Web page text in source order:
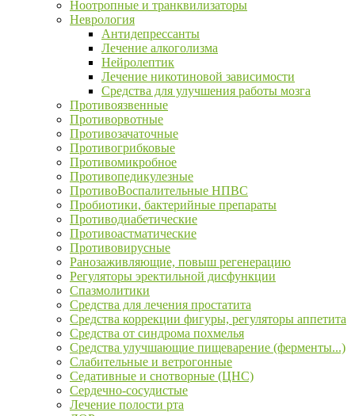
Ноотропные и транквилизаторы
Неврология
Антидепрессанты
Лечение алкоголизма
Нейролептик
Лечение никотиновой зависимости
Средства для улучшения работы мозга
Противоязвенные
Противорвотные
Противозачаточные
Противогрибковые
Противомикробное
Противопедикулезные
ПротивоВоспалительные НПВС
Пробиотики, бактерийные препараты
Противодиабетические
Противоастматические
Противовирусные
Ранозаживляющие, повыш регенерацию
Регуляторы эректильной дисфункции
Спазмолитики
Средства для лечения простатита
Средства коррекции фигуры, регуляторы аппетита
Средства от синдрома похмелья
Средства улучшающие пищеварение (ферменты...)
Слабительные и ветрогонные
Седативные и снотворные (ЦНС)
Сердечно-сосудистые
Лечение полости рта